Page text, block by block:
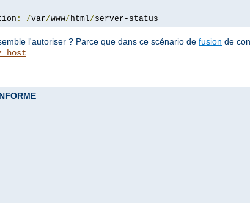
: /var/www/html/server-status
l'autoriser ? Parce que dans ce scénario de fusion de
.